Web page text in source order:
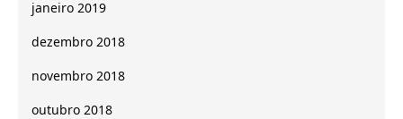
janeiro 2019
dezembro 2018
novembro 2018
outubro 2018